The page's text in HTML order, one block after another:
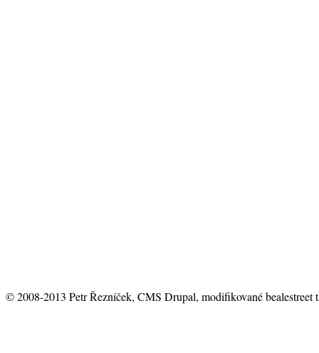
© 2008-2013 Petr Řezníček, CMS Drupal, modifikované bealestreet